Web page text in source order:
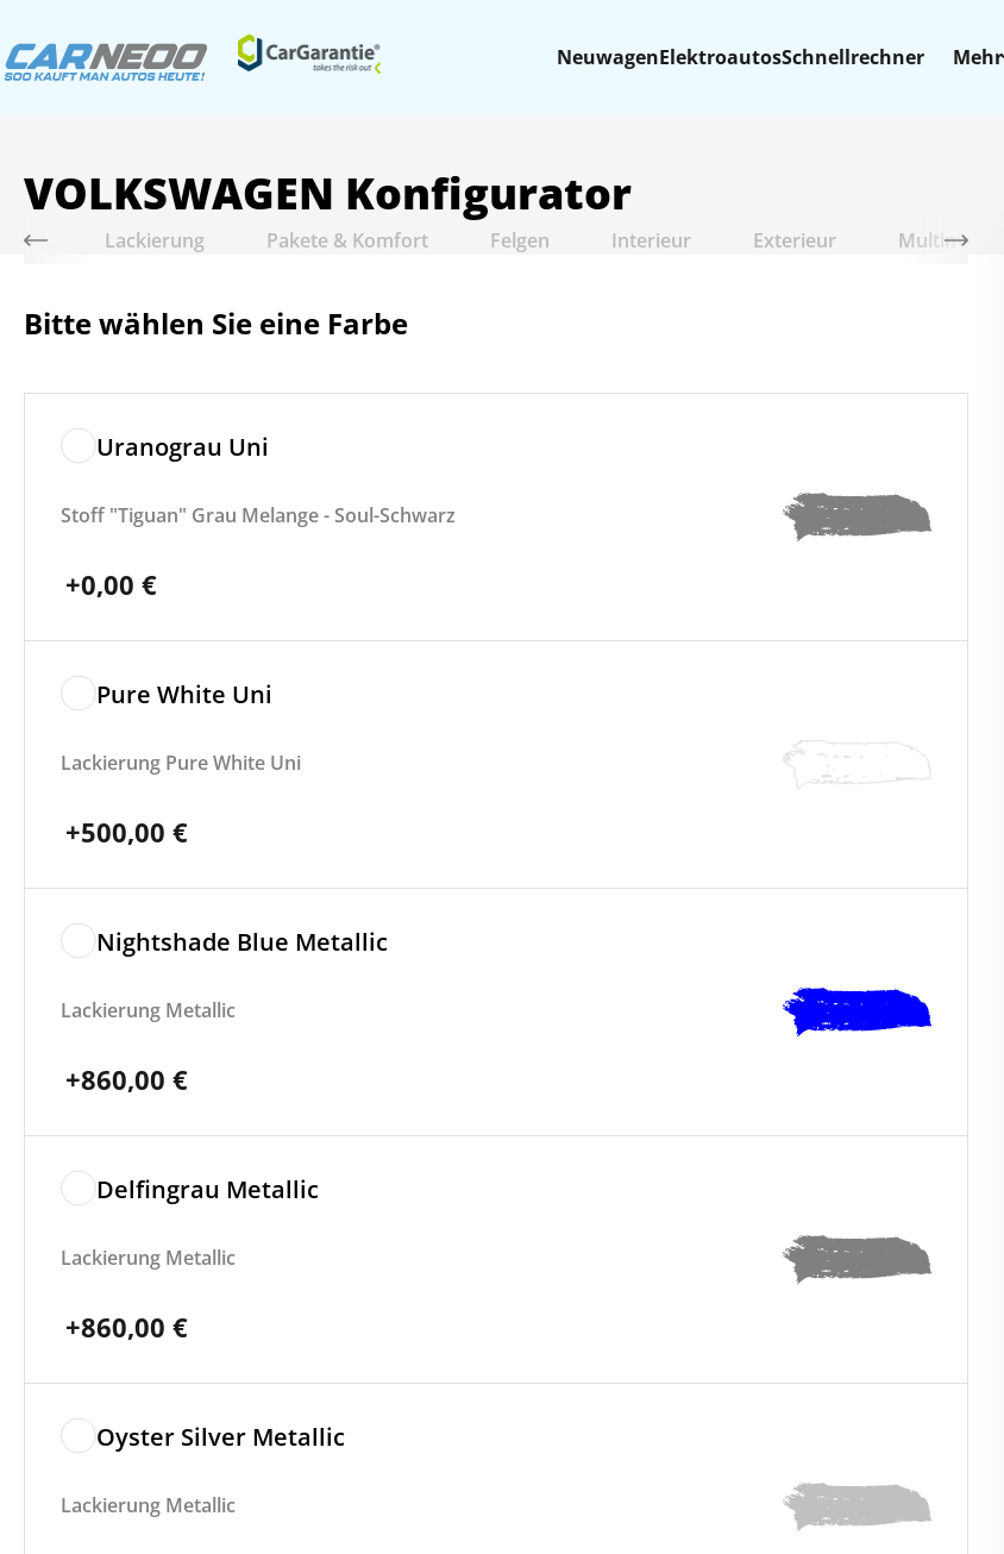
NeuwagenElektroautosSchnellrechner Mehr
VOLKSWAGEN Konfigurator
Lackierung Pakete & Komfort Felgen Interieur Exterieur Multimedia
Bitte wählen Sie eine Farbe
Uranograu Uni
Stoff "Tiguan" Grau Melange - Soul-Schwarz
+0,00 €
Pure White Uni
Lackierung Pure White Uni
+500,00 €
Nightshade Blue Metallic
Lackierung Metallic
+860,00 €
Delfingrau Metallic
Lackierung Metallic
+860,00 €
Oyster Silver Metallic
Lackierung Metallic